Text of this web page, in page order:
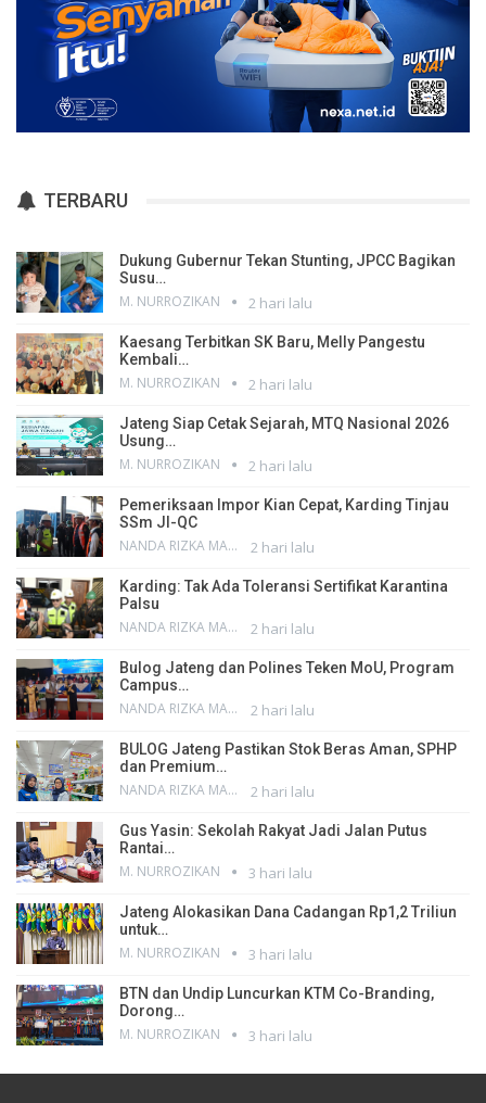
TERBARU
Dukung Gubernur Tekan Stunting, JPCC Bagikan
Susu…
M. NURROZIKAN 2 hari lalu
Kaesang Terbitkan SK Baru, Melly Pangestu
Kembali…
M. NURROZIKAN 2 hari lalu
Jateng Siap Cetak Sejarah, MTQ Nasional 2026
Usung…
M. NURROZIKAN 2 hari lalu
Pemeriksaan Impor Kian Cepat, Karding Tinjau
SSm JI-QC
NANDA RIZKA MAHENDRA 2 hari lalu
Karding: Tak Ada Toleransi Sertifikat Karantina
Palsu
NANDA RIZKA MAHENDRA 2 hari lalu
Bulog Jateng dan Polines Teken MoU, Program
Campus…
NANDA RIZKA MAHENDRA 2 hari lalu
BULOG Jateng Pastikan Stok Beras Aman, SPHP
dan Premium…
NANDA RIZKA MAHENDRA 2 hari lalu
Gus Yasin: Sekolah Rakyat Jadi Jalan Putus
Rantai…
M. NURROZIKAN 3 hari lalu
Jateng Alokasikan Dana Cadangan Rp1,2 Triliun
untuk…
M. NURROZIKAN 3 hari lalu
BTN dan Undip Luncurkan KTM Co-Branding,
Dorong…
M. NURROZIKAN 3 hari lalu